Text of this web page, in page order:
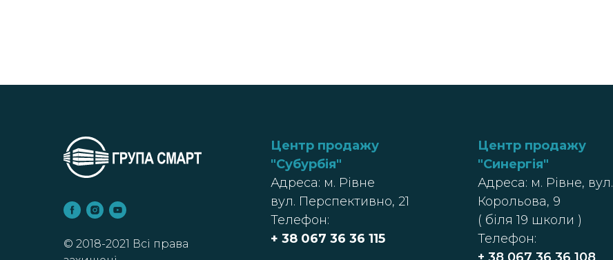
© 2018-2021 Всі права
Центр продажу
"Субурбія"
Адреса: м. Рівне
вул. Перспективно, 21
Телефон:
+ 38 067 36 36 115
Центр продажу
"Синергія"
Адреса: м. Рівне, вул.
Корольова, 9
( біля 19 школи )
Телефон: